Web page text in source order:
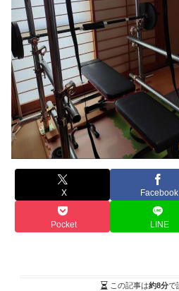
X Facebook
Pocket LINE
この記事は約8分で